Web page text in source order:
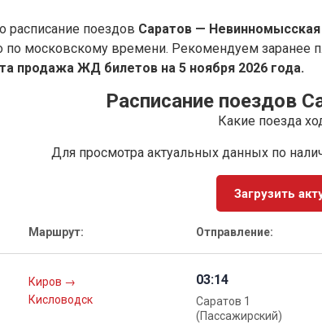
расписание поездов Саратов — Невинномысская
по московскому времени. Рекомендуем
продажа ЖД билетов на 5 ноября 2026 года.
Расписание поездов
Какие поезда
Для просмотра актуальных данных по
Загрузить
Маршрут: Отправление:
Киров →
Кисловодск
03:14
Саратов 1
(Пассажирский)